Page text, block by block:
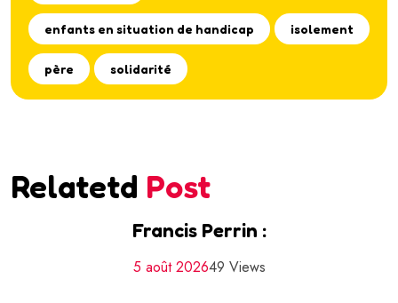
enfants en situation de handicap isolement
père solidarité
Relatetd Post
Francis Perrin :
5 août 202649 Views